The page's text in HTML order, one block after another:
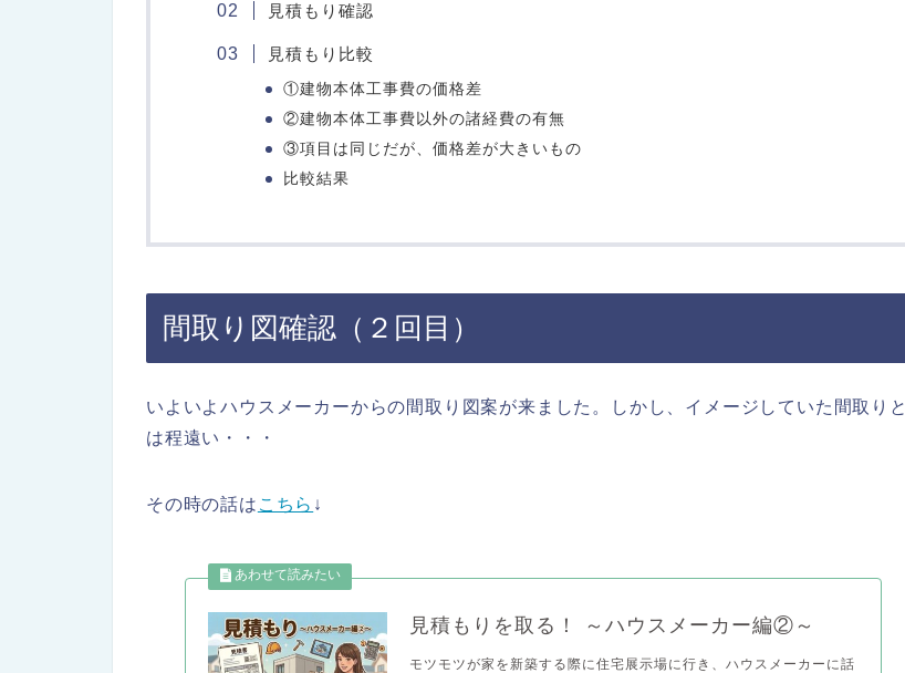
見積もり確認
見積もり比較
①建物本体工事費の価格差
②建物本体工事費以外の諸経費の有無
③項目は同じだが、価格差が大きいもの
比較結果
間取り図確認（２回目）
いよいよハウスメーカーからの間取り図案が来ました。しかし、イメージしていた間取りと
は程遠い・・・
その時の話は こちら ↓
見積もりを取る！ ～ハウスメーカー編②～
モツモツが家を新築する際に住宅展示場に行き、ハウスメーカーに話